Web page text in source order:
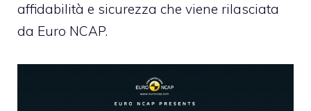
affidabilità e sicurezza che viene rilasciata
da Euro NCAP.